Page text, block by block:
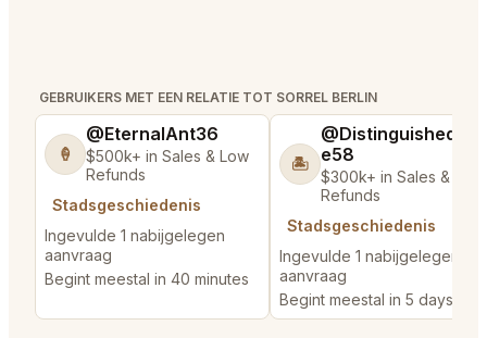
GEBRUIKERS MET EEN RELATIE TOT SORREL BERLIN
🍦
@EternalAnt36
$500k+ in Sales & Low
Refunds
Stadsgeschiedenis
Ingevulde 1 nabijgelegen
aanvraag
Begint meestal in 40 minutes
🏝️
@DistinguishedTre
e58
$300k+ in Sales & Low
Refunds
Stadsgeschiedenis
Ingevulde 1 nabijgelegen
aanvraag
Begint meestal in 5 days